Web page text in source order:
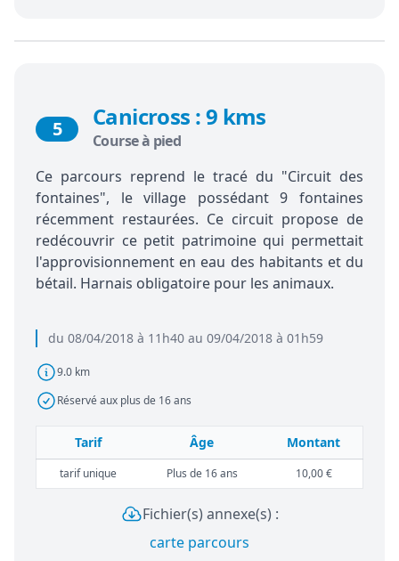
du 08/04/2018 à 11h40 au 09/04/2018 à 01h59
9.0 km
Réservé aux plus de 16 ans
5 Canicross : 9 kms
Course à pied
Ce parcours reprend le tracé du "Circuit des
fontaines", le village possédant 9 fontaines
récemment restaurées. Ce circuit propose de
redécouvrir ce petit patrimoine qui permettait
l'approvisionnement en eau des habitants et du
bétail. Harnais obligatoire pour les animaux.
Tarif Âge Montant
tarif unique Plus de 16 ans 10,00 €
Fichier(s) annexe(s) :
carte parcours